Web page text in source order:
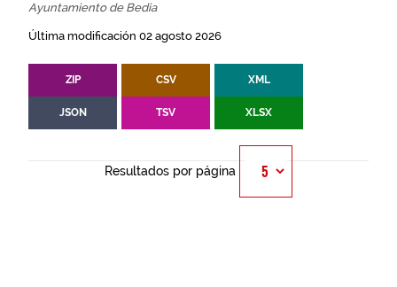
Ayuntamiento de Bedia
Última modificación 02 agosto 2026
ZIP CSV XML
JSON TSV XLSX
Resultados por página